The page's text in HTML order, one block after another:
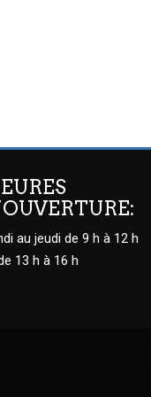
au jeudi de 9 h à 12 h
13 h à 16 h